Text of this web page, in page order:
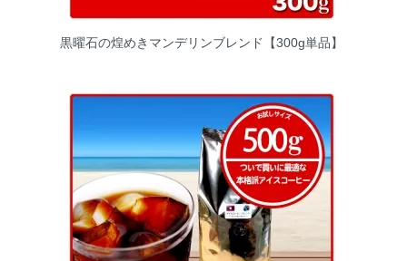
黒曜石の煌めきマンデリンブレンド【300g単品】